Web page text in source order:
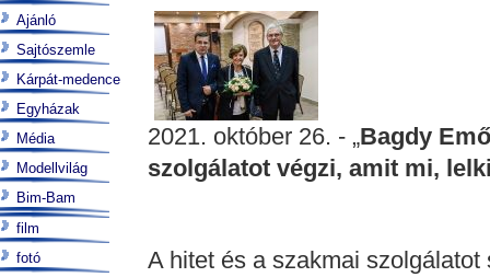
2021. október 26. - „Bagdy
szolgálatot végzi, amit mi,
A hitet és a szakmai
Ajánló
Sajtószemle
Kárpát-medence
Egyházak
Média
Modellvilág
Bim-Bam
film
fotó